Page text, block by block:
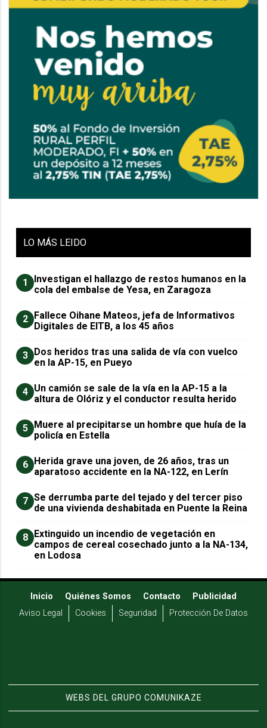
LO MÁS LEIDO
1
Investigan el hallazgo de restos humanos en la
cola del embalse de Yesa, en Zaragoza
2 Fallece Oihane Mateos, jefa de Informativos
Digitales de EITB, a los 45 años
3 Dos heridos tras una salida de vía con vuelco
en la AP-15, en Pueyo
4 Un camión se sale de la vía en la AP-15 a la
altura de Olóriz y el conductor resulta herido
5 Muere al precipitarse un hombre que huía de la
policía en Estella
6 Herida grave una joven, de 26 años, tras un
aparatoso accidente en la NA-122, en Lerín
7 Se derrumba parte del tejado y del tercer piso
de una vivienda deshabitada en Puente la Reina
8 Extinguido un incendio de vegetación en
campos de cereal cosechado junto a la NA-134,
en Lodosa
Inicio Quiénes Somos Contacto
Publicidad
Aviso Legal
Cookies Seguridad Protección De Datos
WEBS DEL GRUPO COMUNIKAZE